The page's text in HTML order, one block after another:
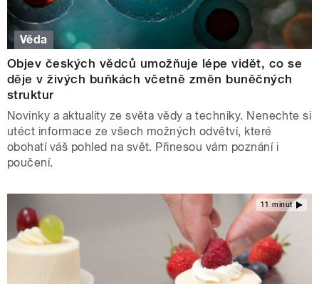
Věda
Objev českých vědců umožňuje lépe vidět, co se
děje v živých buňkách včetně změn buněčných
struktur
Novinky a aktuality ze světa vědy a techniky. Nenechte si
utéct informace ze všech možných odvětví, které
obohatí váš pohled na svět. Přinesou vám poznání i
poučení.
11 minut